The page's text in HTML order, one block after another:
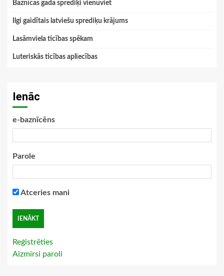
Baznīcas gada sprediķi vienuviet
Ilgi gaidītais latviešu sprediķu krājums
Lasāmviela ticības spēkam
Luteriskās ticības apliecības
Ienāc
e-baznīcēns
Parole
Atceries mani
Reģistrēties
Aizmirsi paroli